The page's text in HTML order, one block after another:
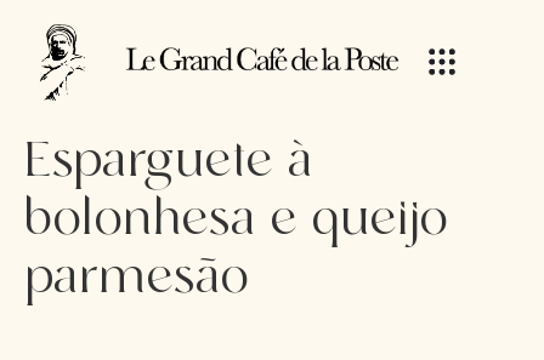
Esparguete à
bolonhesa e queijo
parmesão